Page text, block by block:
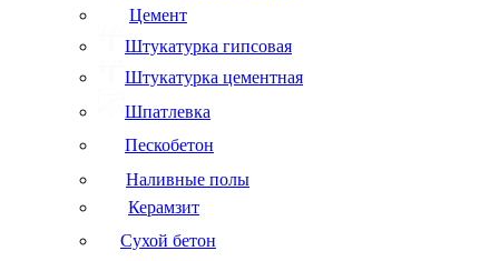
Цемент
Штукатурка гипсовая
Штукатурка цементная
Шпатлевка
Пескобетон
Наливные полы
Керамзит
Сухой бетон